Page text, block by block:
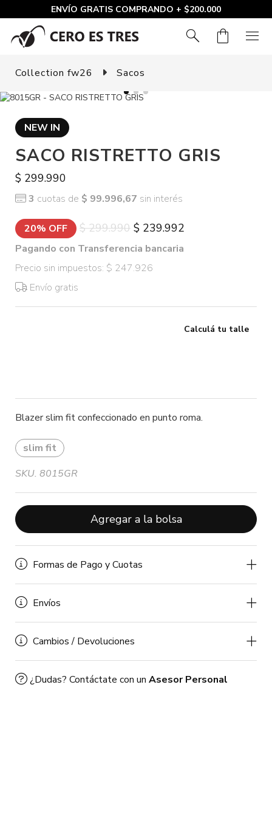
ENVÍO GRATIS COMPRANDO + $200.000
search shopping_bag menu
Collection fw26 Sacos
NEW IN
SACO RISTRETTO GRIS
$ 299.990
3 cuotas de $ 99.996,67 sin interés
20% OFF $ 299.990 $ 239.992
Pagando con Transferencia bancaria
Precio sin impuestos: $ 247.926
Envío gratis
Calculá tu talle
Blazer slim fit confeccionado en punto roma.
slim fit
SKU. 8015GR
Agregar a la bolsa
Formas de Pago y Cuotas
Envíos
Cambios / Devoluciones
¿Dudas? Contáctate con un Asesor Personal